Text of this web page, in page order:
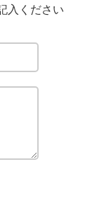
入ください